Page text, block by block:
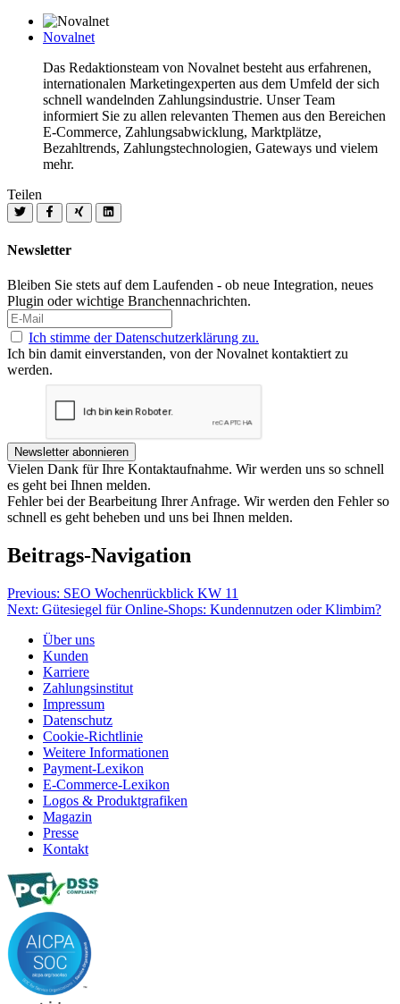
Novalnet
Das Redaktionsteam von Novalnet besteht aus erfahrenen,
internationalen Marketingexperten aus dem Umfeld der sich
schnell wandelnden Zahlungsindustrie. Unser Team
informiert Sie zu allen relevanten Themen aus den Bereichen
E-Commerce, Zahlungsabwicklung, Marktplätze,
Bezahltrends, Zahlungstechnologien, Gateways und vielem
mehr.
Teilen
Newsletter
Bleiben Sie stets auf dem Laufenden - ob neue Integration, neues
Plugin oder wichtige Branchennachrichten.
Ich stimme der Datenschutzerklärung zu.
Ich bin damit einverstanden, von der Novalnet kontaktiert zu
werden.
Newsletter abonnieren
Vielen Dank für Ihre Kontaktaufnahme. Wir werden uns so schnell
es geht bei Ihnen melden.
Fehler bei der Bearbeitung Ihrer Anfrage. Wir werden den Fehler so
schnell es geht beheben und uns bei Ihnen melden.
Beitrags-Navigation
Previous: SEO Wochenrückblick KW 11
Next: Gütesiegel für Online-Shops: Kundennutzen oder Klimbim?
Über uns
Kunden
Karriere
Zahlungsinstitut
Impressum
Datenschutz
Cookie-Richtlinie
Weitere Informationen
Payment-Lexikon
E-Commerce-Lexikon
Logos & Produktgrafiken
Magazin
Presse
Kontakt